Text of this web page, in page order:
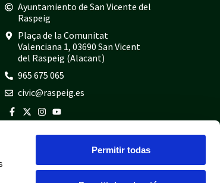
Permitir todas
Ayuntamiento de San Vicente del
Raspeig
Plaça de la Comunitat
Valenciana 1, 03690 San Vicent
del Raspeig (Alacant)
965 675 065
civic@raspeig.es